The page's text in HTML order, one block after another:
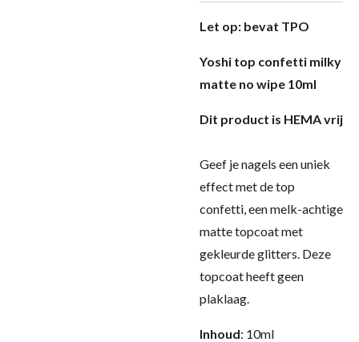
Let op: bevat TPO
Yoshi top confetti milky
matte no wipe 10ml
Dit product is HEMA vrij
Geef je nagels een uniek
effect met de top
confetti, een melk-achtige
matte topcoat met
gekleurde glitters. Deze
topcoat heeft geen
plaklaag.
Inhoud: 10ml